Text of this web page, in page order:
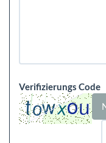
Verifizierungs Code